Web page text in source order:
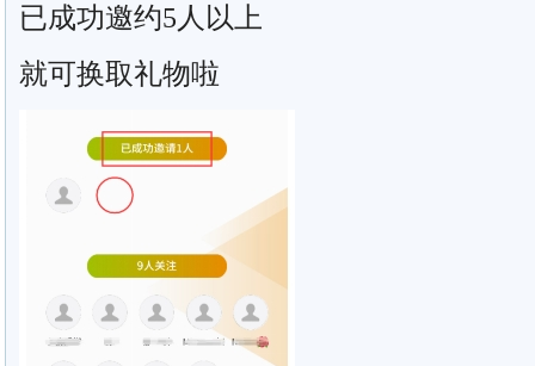
已成功邀约5人以上
就可换取礼物啦